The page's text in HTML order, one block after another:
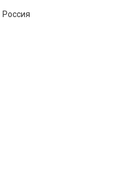
Россия